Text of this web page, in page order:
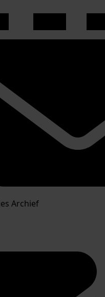
Archief